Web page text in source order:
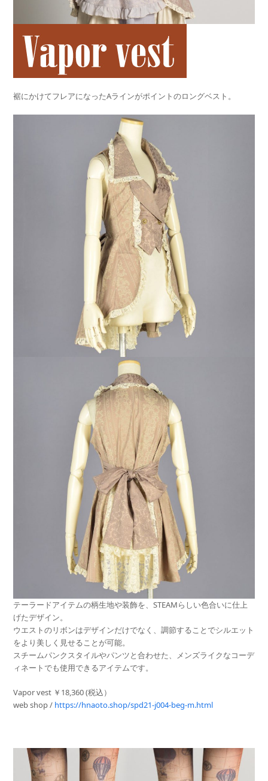
裾にかけてフレアになったAラインがポイントのロングベスト。
テーラードアイテムの柄生地や装飾を、STEAMらしい色合いに仕上
げたデザイン。
ウエストのリボンはデザインだけでなく、調節することでシルエット
をより美しく見せることが可能。
スチームパンクスタイルやパンツと合わせた、メンズライクなコーデ
ィネートでも使用できるアイテムです。
Vapor vest ￥18,360 (税込）
web shop / https://hnaoto.shop/spd21-j004-beg-m.html